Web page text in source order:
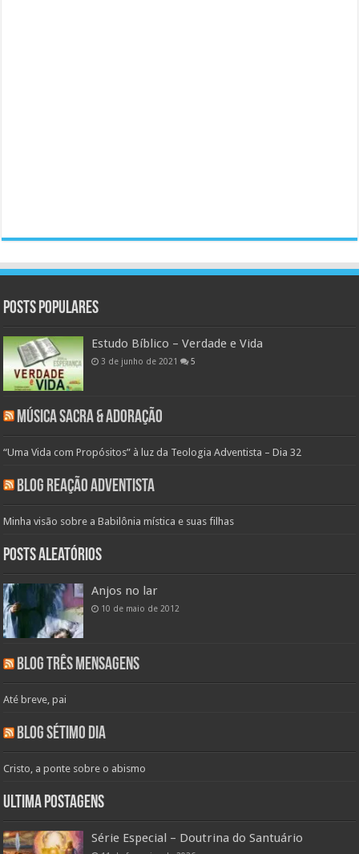
Posts populares
Estudo Bíblico – Verdade e Vida
3 de junho de 2021 5
Música Sacra & Adoração
“Uma Vida com Propósitos” à luz da Teologia Adventista – Dia 32
Blog Reação Adventista
Minha visão sobre a Babilônia mística e suas filhas
Posts aleatórios
Anjos no lar
10 de maio de 2012
Blog Três Mensagens
Até breve, pai
Blog Sétimo Dia
Cristo, a ponte sobre o abismo
Ultima Postagens
Série Especial – Doutrina do Santuário